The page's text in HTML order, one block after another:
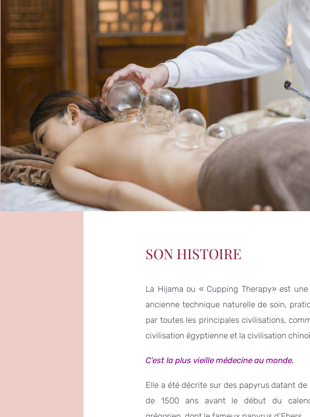
SON HISTOIRE
La Hijama ou « Cupping Therapy» est
ancienne technique naturelle de soin,
par toutes les principales civilisations,
civilisation égyptienne et la civilisation
C’est la plus vieille médecine au monde.
Elle a été décrite sur des papyrus datant de
de 1500 ans avant le début du